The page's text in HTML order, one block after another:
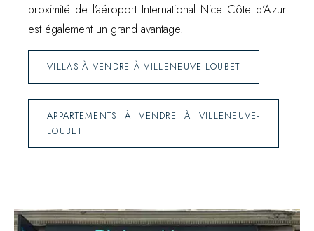
proximité de l’aéroport International Nice Côte d’Azur
est également un grand avantage.
VILLAS À VENDRE À VILLENEUVE-LOUBET
APPARTEMENTS À VENDRE À VILLENEUVE-
LOUBET